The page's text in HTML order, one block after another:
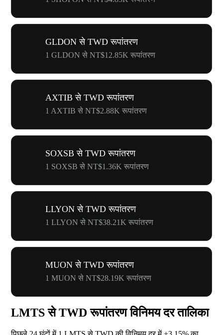
GLDON से TWD रूपांतरण
1 GLDON से NT$12.85K रूपांतरण
AXTIB से TWD रूपांतरण
1 AXTIB से NT$2.88K रूपांतरण
SOXSB से TWD रूपांतरण
1 SOXSB से NT$1.36K रूपांतरण
LLYON से TWD रूपांतरण
1 LLYON से NT$38.21K रूपांतरण
MUON से TWD रूपांतरण
1 MUON से NT$28.19K रूपांतरण
LMTS से TWD रूपांतरण विनिमय दर तालिका